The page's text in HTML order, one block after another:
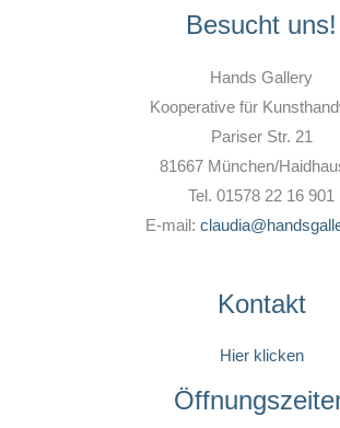
Besucht uns!
Hands Gallery
Kooperative für
Pariser Str. 21
81667 München/
Tel. 01578 22 16 901
E-mail:
Kontakt
Hier klicken